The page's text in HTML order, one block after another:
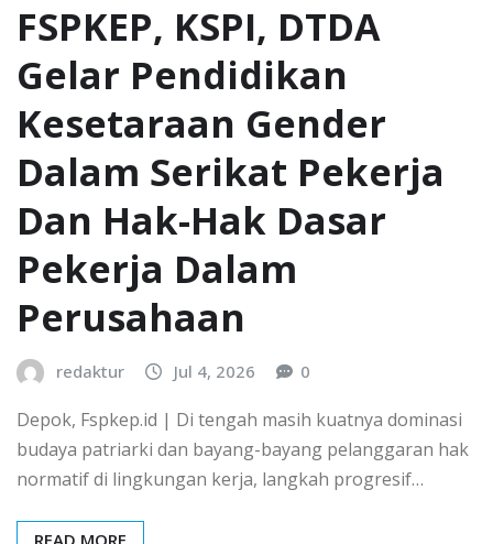
FSPKEP, KSPI, DTDA
Gelar Pendidikan
Kesetaraan Gender
Dalam Serikat Pekerja
Dan Hak-Hak Dasar
Pekerja Dalam
Perusahaan
redaktur Jul 4, 2026 0
​Depok, Fspkep.id | Di tengah masih kuatnya dominasi
budaya patriarki dan bayang-bayang pelanggaran hak
normatif di lingkungan kerja, langkah progresif…
READ MORE